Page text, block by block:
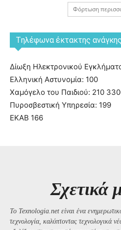
Φόρτωση
Tηλέφωνα έκτακτης ανάγκης
Δίωξη Ηλεκτρονικού
Ελληνική Αστυνομία: 100
Χαμόγελο του Παιδιού: 210
Πυροσβεστική Υπηρεσία: 199
ΕΚΑΒ 166
Σχετικά
Το Texnologia.net είναι ένα
τεχνολογία, καλύπτοντας τεχνολογικά